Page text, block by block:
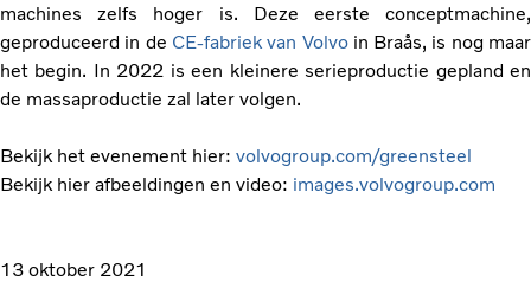
machines zelfs hoger is. Deze eerste conceptmachine,
geproduceerd in de CE-fabriek van Volvoin Braås, is nog maar
het begin. In 2022 is een kleinere serieproductie gepland en
de massaproductie zal later volgen.
Bekijk het evenement hier: volvogroup.com/greensteel
Bekijk hier afbeeldingen en video: images.volvogroup.com
13 oktober 2021